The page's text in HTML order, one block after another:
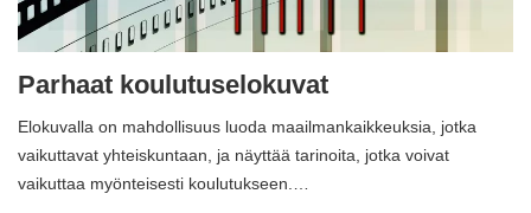
Parhaat koulutuselokuvat
Elokuvalla on mahdollisuus luoda maailmankaikkeuksia, jotka
vaikuttavat yhteiskuntaan, ja näyttää tarinoita, jotka voivat
vaikuttaa myönteisesti koulutukseen.…